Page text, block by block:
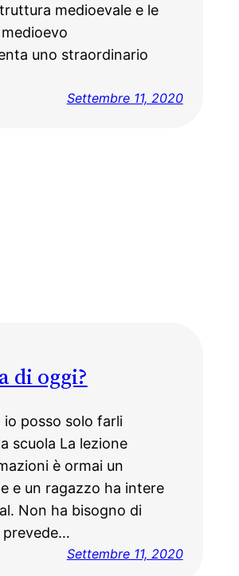
medioevale e le
uno straordinario
Settembre 11, 2020
di oggi?
io posso solo farli
scuola La lezione
è ormai un
e un ragazzo ha intere
Non ha bisogno di
prevede…
Settembre 11, 2020